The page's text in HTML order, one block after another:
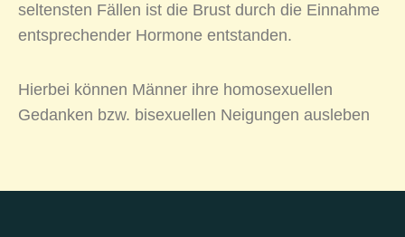
seltensten Fällen ist die Brust durch die Einnahme
entsprechender Hormone entstanden.
Hierbei können Männer ihre homosexuellen
Gedanken bzw. bisexuellen Neigungen ausleben